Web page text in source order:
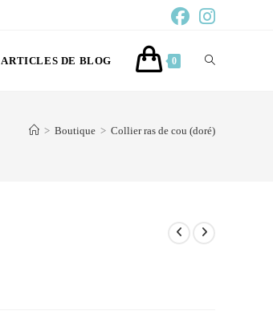
ARTICLES DE BLOG 0
> Boutique > Collier ras de cou (doré)